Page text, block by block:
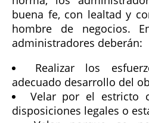
buena fe, con lealtad y
hombre de negocios.
administradores deberán:
Realizar los
adecuado desarrollo del
Velar por el estricto
disposiciones legales o